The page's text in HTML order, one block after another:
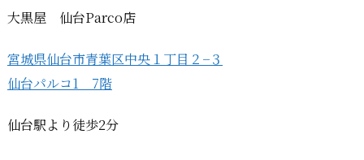
大黒屋 仙台Parco店
宮城県仙台市青葉区中央１丁目２−３
仙台パルコ1 7階
仙台駅より徒歩2分